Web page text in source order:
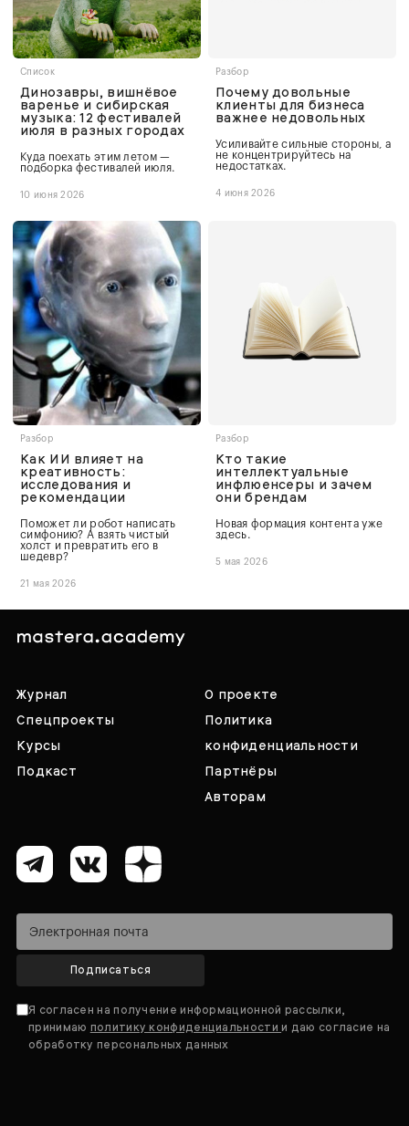
Список
Динозавры, вишнёвое
варенье и сибирская
музыка: 12 фестивалей
июля в разных городах
Куда поехать этим летом —
подборка фестивалей июля.
10 июня 2026
Разбор
Почему довольные
клиенты для бизнеса
важнее недовольных
Усиливайте сильные стороны, а
не концентрируйтесь на
недостатках.
4 июня 2026
Разбор
Как ИИ влияет на
креативность:
исследования и
рекомендации
Поможет ли робот написать
симфонию? А взять чистый
холст и превратить его в
шедевр?
21 мая 2026
Разбор
Кто такие
интеллектуальные
инфлюенсеры и зачем
они брендам
Новая формация контента уже
здесь.
5 мая 2026
Журнал
Спецпроекты
Курсы
Подкаст
О проекте
Политика
конфиденциальности
Партнёры
Авторам
Подписаться
Я согласен на получение информационной рассылки,
принимаю политику конфиденциальностии даю согласие на
обработку персональных данных